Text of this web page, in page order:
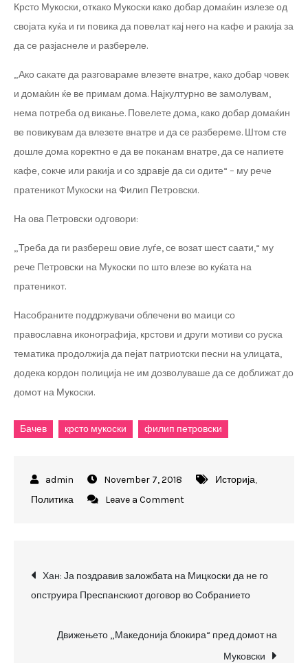
Крсто Мукоски, откако Мукоски како добар домаќин излезе од
својата куќа и ги повика да повелат кај него на кафе и ракија за
да се разјаснеле и разбереле.
„Ако сакате да разговараме влезете внатре, како добар човек
и домаќин ќе ве примам дома. Најкултурно ве замолувам,
нема потреба од викање. Повелете дома, како добар домаќин
ве повикувам да влезете внатре и да се разбереме. Штом сте
дошле дома коректно е да ве поканам внатре, да се напиете
кафе, сокче или ракија и со здравје да си одите“ – му рече
пратеникот Мукоски на Филип Петровски.
На ова Петровски одговори:
„Треба да ги разбереш овие луѓе, се возат шест саати,“ му
рече Петровски на Мукоски по што влезе во куќата на
пратеникот.
Насобраните поддржувачи облечени во маици со
православна иконографија, крстови и други мотиви со руска
тематика продолжија да пејат патриотски песни на улицата,
додека кордон полиција не им дозволуваше да се доближат до
домот на Мукоски.
Бачев крсто мукоски филип петровски
November 7, 2018 Историја,
Политика
Leave a Comment
на
кафе
Мукоски,
останатите
Post
navigation
Хан: Ја поздравив заложбата на Мицкоски да не го
опструира Преспанскиот договор во Собранието
Движењето „Македонија блокира“ пред домот на
Муковски